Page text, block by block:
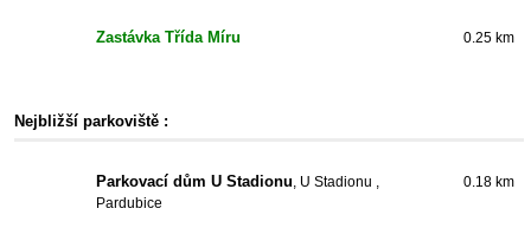
Zastávka Třída Míru 0.25 km
Nejbližší parkoviště :
Parkovací dům U Stadionu, U Stadionu ,
Pardubice
0.18 km